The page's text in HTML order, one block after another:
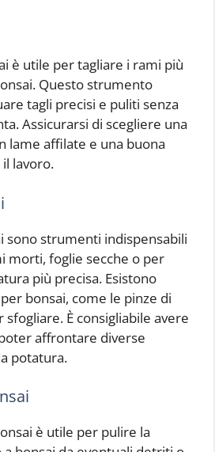
è utile per tagliare i rami più
Questo strumento
tagli precisi e puliti senza
Assicurarsi di scegliere una
lame affilate e una buona
lavoro.
sono strumenti indispensabili
morti, foglie secche o per
più precisa. Esistono
bonsai, come le pinze di
È consigliabile avere
affrontare diverse
potatura.
è utile per pulire la